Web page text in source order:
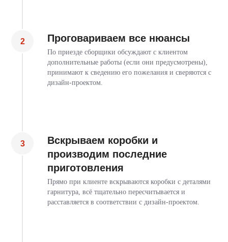
Проговариваем все нюансы
По приезде сборщики обсуждают с клиентом
дополнительные работы (если они предусмотрены),
принимают к сведению его пожелания и сверяются с
дизайн-проектом.
Вскрываем коробки и
производим последние
приготовления
Прямо при клиенте вскрываются коробки с деталями
гарнитура, всё тщательно пересчитывается и
расставляется в соответствии с дизайн-проектом.